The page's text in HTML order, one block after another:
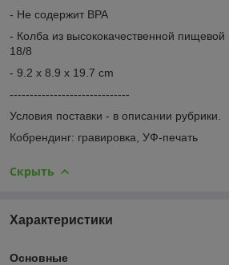
- Не содержит BPA
- Колба из высококачественной пищевой
18/8
- 9.2 x 8.9 x 19.7 cm
------------------------------
Условия поставки - в описании рубрики.
Кобрендинг: гравировка, УФ-печать
Скрыть
Характеристики
Основные